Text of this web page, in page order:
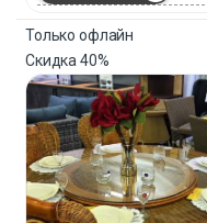
Только офлайн
Скидка40%